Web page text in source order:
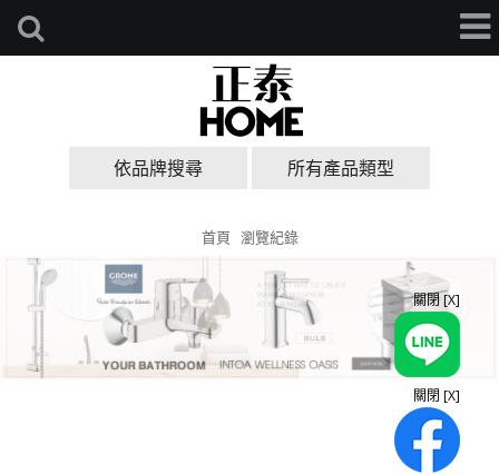
依品牌搜尋 所有產品類型
首頁 瀏覽紀錄
關閉 [X]
關閉 [X]